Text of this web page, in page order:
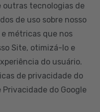
outras tecnologias de
de uso sobre nosso
métricas que nos
Site, otimizá-lo e
do usuário.
de privacidade do
do Google